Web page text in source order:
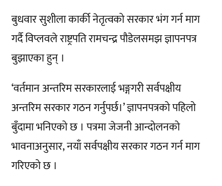
बुधवार सुशीला कार्की नेतृत्वको सरकार भंग गर्न माग
गर्दै विप्लवले राष्ट्रपति रामचन्द्र पौडेलसमझ ज्ञापनपत्र
बुझाएका हुन् ।
‘वर्तमान अन्तरिम सरकारलाई भङ्गगरी सर्वपक्षीय
अन्तरिम सरकार गठन गर्नुपर्छ।’ ज्ञापनपत्रको पहिलो
बुँदामा भनिएको छ । पत्रमा जेजनी आन्दोलनको
भावनाअनुसार, नयाँ सर्वपक्षीय सरकार गठन गर्न माग
गरिएको छ ।